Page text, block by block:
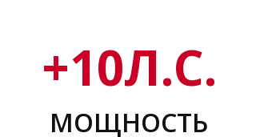
+10Л.С.
МОЩНОСТЬ